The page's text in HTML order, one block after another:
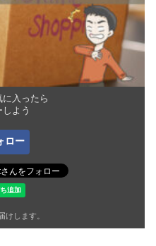
に入ったら
よう
ロー
けします。